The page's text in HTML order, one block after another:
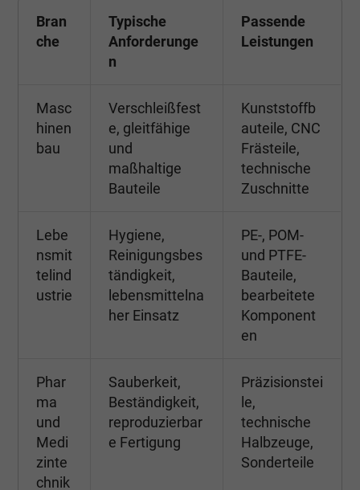
Bran
che
Typische
Anforderunge
n
Passende
Leistungen
Masc
hinen
bau
Verschleißfest
e, gleitfähige
und
maßhaltige
Bauteile
Kunststoffb
auteile, CNC
Frästeile,
technische
Zuschnitte
Lebe
nsmit
telind
ustrie
Hygiene,
Reinigungsbes
tändigkeit,
lebensmittelna
her Einsatz
PE-, POM-
und PTFE-
Bauteile,
bearbeitete
Komponent
en
Phar
ma
und
Medi
zinte
chnik
Sauberkeit,
Beständigkeit,
reproduzierbar
e Fertigung
Präzisionstei
le,
technische
Halbzeuge,
Sonderteile